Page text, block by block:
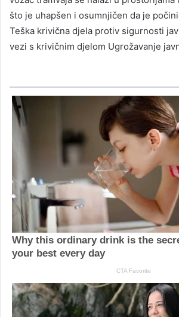
što je uhapšen i osumnjičen da je
Teška krivična djela protiv sigurnosti
vezi s krivičnim djelom Ugrožavanje